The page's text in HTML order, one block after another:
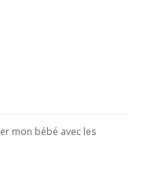
mon bébé avec les